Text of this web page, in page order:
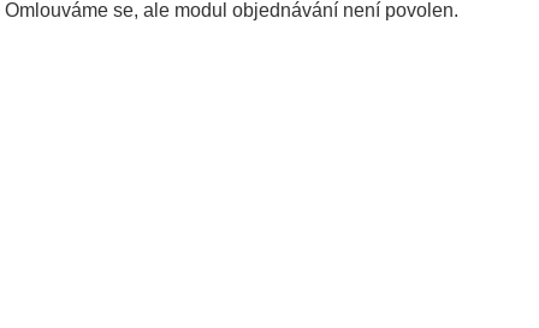
Omlouváme se, ale modul objednávání není povolen.